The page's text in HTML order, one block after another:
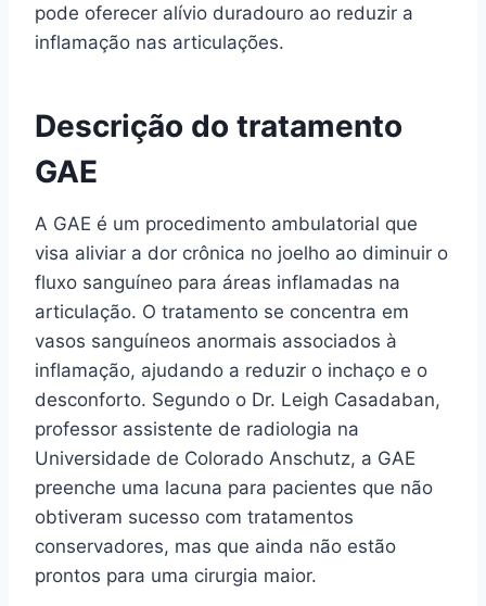
pode oferecer alívio duradouro ao reduzir a
inflamação nas articulações.
Descrição do tratamento
GAE
A GAE é um procedimento ambulatorial que
visa aliviar a dor crônica no joelho ao diminuir o
fluxo sanguíneo para áreas inflamadas na
articulação. O tratamento se concentra em
vasos sanguíneos anormais associados à
inflamação, ajudando a reduzir o inchaço e o
desconforto. Segundo o Dr. Leigh Casadaban,
professor assistente de radiologia na
Universidade de Colorado Anschutz, a GAE
preenche uma lacuna para pacientes que não
obtiveram sucesso com tratamentos
conservadores, mas que ainda não estão
prontos para uma cirurgia maior.